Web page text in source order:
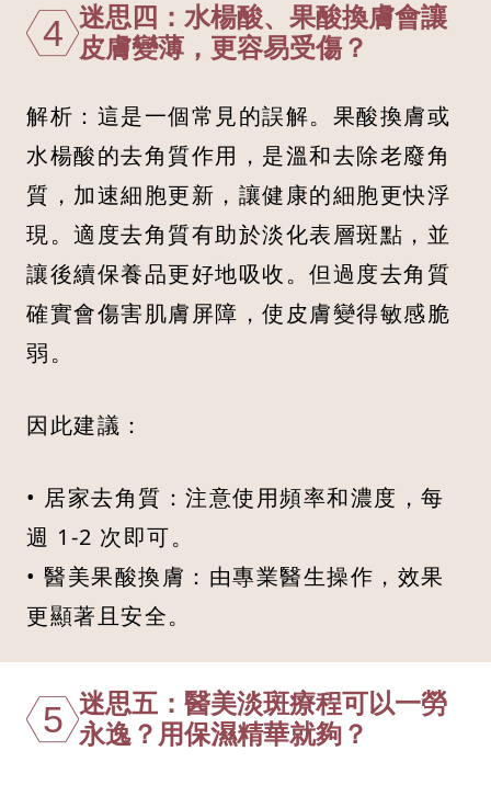
4 迷思四：水楊酸、果酸換膚會讓
皮膚變薄，更容易受傷？
解析：這是一個常見的誤解。果酸換膚或
水楊酸的去角質作用，是溫和去除老廢角
質，加速細胞更新，讓健康的細胞更快浮
現。適度去角質有助於淡化表層斑點，並
讓後續保養品更好地吸收。但過度去角質
確實會傷害肌膚屏障，使皮膚變得敏感脆
弱。
因此建議：
• 居家去角質：注意使用頻率和濃度，每
週 1-2 次即可。
• 醫美果酸換膚：由專業醫生操作，效果
更顯著且安全。
5 迷思五：醫美淡斑療程可以一勞
永逸？用保濕精華就夠？